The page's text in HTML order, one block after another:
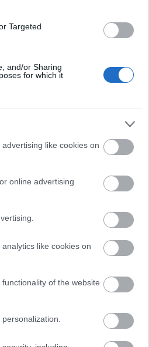
Targeted
and/or Sharing
for which it
like cookies on
online advertising
like cookies on
of the website
az Omada
a felhőalapú
IP kamera,